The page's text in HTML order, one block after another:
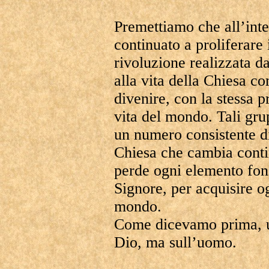
Premettiamo che
continuato a
rivoluzione realizzata
alla vita della Chiesa
divenire, con la stessa
vita del mondo. Tali
un numero consistente
Chiesa che cambia
perde ogni elemento
Signore, per acquisire
mondo.
Come dicevamo prima,
Dio, ma sull’uomo.